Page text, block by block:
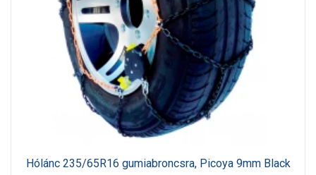
Hólánc 235/65R16 gumiabroncsra, Picoya 9mm Black